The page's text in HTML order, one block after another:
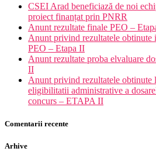
CSEI Arad beneficiază de noi
proiect finanțat prin PNRR
Anunt rezultate finale PEO –
Anunt privind rezultatele obtinute
PEO – Etapa II
Anunt rezultate proba elvaluare
II
Anunt privind rezultatele obtinute
eligibilitatii administrative a
concurs – ETAPA II
Comentarii recente
Arhive